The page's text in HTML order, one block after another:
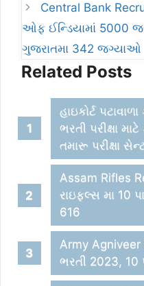
Central Bank
ઓફ ઈન્ડિયામાં 5000
ગુજરાતમા 342 જગ્યાઓ
Related Posts
હાઇકોર્ટ
ભરતી પરીક્ષા
તમારૂ પરીક્ષા
Assam Rifles
રાઇફલ્સ મા 10
616
Army
ભરતી 2023, 10